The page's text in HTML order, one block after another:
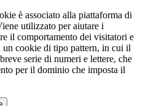
è associato alla piattaforma di
utilizzato per aiutare i
il comportamento dei visitatori e
un cookie di tipo pattern, in cui il
serie di numeri e lettere, che
per il dominio che imposta il